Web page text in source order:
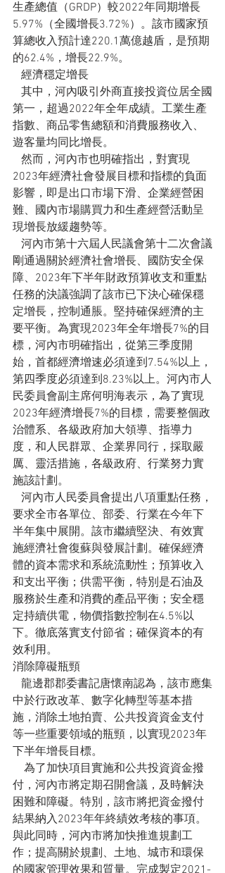
生產總值（GRDP）較2022年同期增長
5.97%（全國增長3.72%）。該市國家預
算總收入預計達220.1萬億越盾，是預期
的62.4%，增長22.9%。
   經濟穩定增長
第一，超過2022年全年成績。工業生產
指數、商品零售總額和消費服務收入、
遊客量均同比增長。
2023年經濟社會發展目標和指標的負面
影響，即是出口市場下滑、企業經營困
難、國內市場購買力和生產經營活動呈
現增長放緩趨勢等。
剛通過關於經濟社會增長、國防安全保
障、2023年下半年財政預算收支和重點
任務的決議強調了該市已下決心確保穩
定增長，控制通脹。堅持確保經濟的主
要平衡。為實現2023年全年增長7%的目
標，河內市明確指出，從第三季度開
始，首都經濟增速必須達到7.54%以上，
第四季度必須達到8.23%以上。河內市人
民委員會副主席何明海表示，為了實現
2023年經濟增長7%的目標，需要整個政
治體系、各級政府加大領導、指導力
度，和人民群眾、企業界同行，採取嚴
厲、靈活措施，各級政府、行業努力實
施該計劃。
要求全市各單位、部委、行業在今年下
半年集中展開。該市繼續堅決、有效實
施經濟社會復蘇與發展計劃。確保經濟
體的資本需求和系統流動性；預算收入
和支出平衡；供需平衡，特別是石油及
服務於生產和消費的產品平衡；安全穩
定持續供電，物價指數控制在4.5%以
下。徹底落實支付節省；確保資本的有
效利用。
消除障礙瓶頸
中於行政改革、數字化轉型等基本措
施，消除土地拍賣、公共投資資金支付
等一些重要領域的瓶頸，以實現2023年
下半年增長目標。
付，河內市將定期召開會議，及時解決
困難和障礙。特別，該市將把資金撥付
結果納入2023年年終績效考核的事項。
與此同時，河內市將加快推進規劃工
作；提高關於規劃、土地、城市和環保
的國家管理效果和質量。完成製定2021-